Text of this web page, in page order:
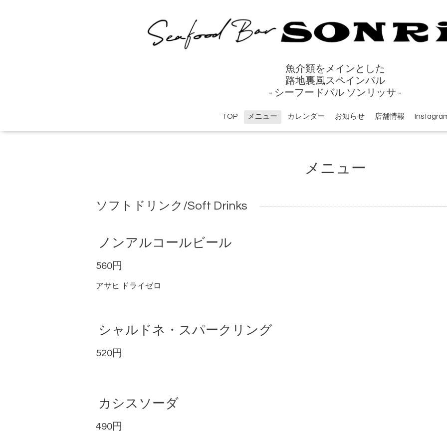
魚介類をメインとした
路地裏風スペインバル
- シーフードバル ソンリッサ -
TOP メニュー カレンダー お知らせ 店舗情報
メニュー
ソフトドリンク/Soft Drinks
ノンアルコールビール
560円
アサヒ ドライゼロ
シャルドネ・スパークリング
520円
カシスソーダ
490円